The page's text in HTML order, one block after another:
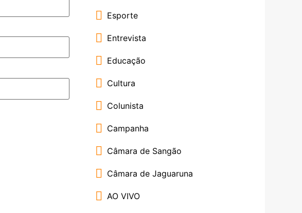
Esporte
Entrevista
Educação
Cultura
Colunista
Campanha
Câmara de Sangão
Câmara de Jaguaruna
AO VIVO